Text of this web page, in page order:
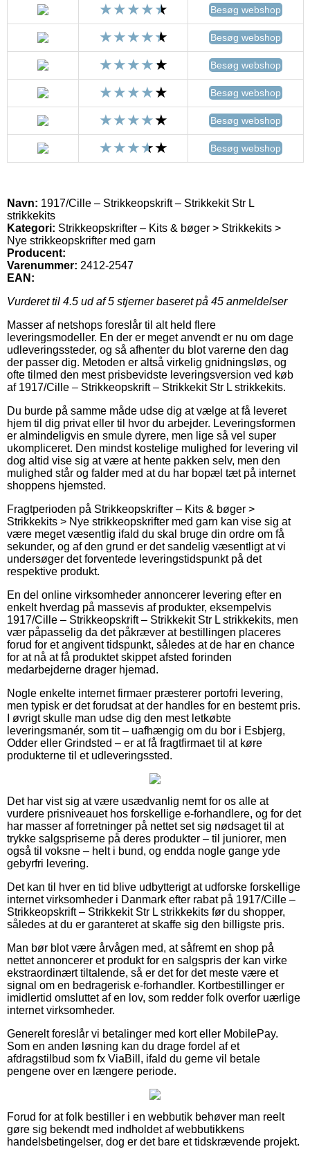
Besøg webshop
Besøg webshop
Besøg webshop
Besøg webshop
Besøg webshop
Besøg webshop
Navn: 1917/Cille – Strikkeopskrift – Strikkekit Str L
strikkekits
Kategori: Strikkeopskrifter – Kits & bøger > Strikkekits >
Nye strikkeopskrifter med garn
Producent:
Varenummer: 2412-2547
EAN:
Vurderet til 4.5 ud af 5 stjerner baseret på 45 anmeldelser
Masser af netshops foreslår til alt held flere
leveringsmodeller. En der er meget anvendt er nu om dage
udleveringssteder, og så afhenter du blot varerne den dag
der passer dig. Metoden er altså virkelig gnidningsløs, og
ofte tilmed den mest prisbevidste leveringsversion ved køb
af 1917/Cille – Strikkeopskrift – Strikkekit Str L strikkekits.
Du burde på samme måde udse dig at vælge at få leveret
hjem til dig privat eller til hvor du arbejder. Leveringsformen
er almindeligvis en smule dyrere, men lige så vel super
ukompliceret. Den mindst kostelige mulighed for levering vil
dog altid vise sig at være at hente pakken selv, men den
mulighed står og falder med at du har bopæl tæt på internet
shoppens hjemsted.
Fragtperioden på Strikkeopskrifter – Kits & bøger >
Strikkekits > Nye strikkeopskrifter med garn kan vise sig at
være meget væsentlig ifald du skal bruge din ordre om få
sekunder, og af den grund er det sandelig væsentligt at vi
undersøger det forventede leveringstidspunkt på det
respektive produkt.
En del online virksomheder annoncerer levering efter en
enkelt hverdag på massevis af produkter, eksempelvis
1917/Cille – Strikkeopskrift – Strikkekit Str L strikkekits, men
vær påpasselig da det påkræver at bestillingen placeres
forud for et angivent tidspunkt, således at de har en chance
for at nå at få produktet skippet afsted forinden
medarbejderne drager hjemad.
Nogle enkelte internet firmaer præsterer portofri levering,
men typisk er det forudsat at der handles for en bestemt pris.
I øvrigt skulle man udse dig den mest letkøbte
leveringsmanér, som tit – uafhængig om du bor i Esbjerg,
Odder eller Grindsted – er at få fragtfirmaet til at køre
produkterne til et udleveringssted.
Det har vist sig at være usædvanlig nemt for os alle at
vurdere prisniveauet hos forskellige e-forhandlere, og for det
har masser af forretninger på nettet set sig nødsaget til at
trykke salgspriserne på deres produkter – til juniorer, men
også til voksne – helt i bund, og endda nogle gange yde
gebyrfri levering.
Det kan til hver en tid blive udbytterigt at udforske forskellige
internet virksomheder i Danmark efter rabat på 1917/Cille –
Strikkeopskrift – Strikkekit Str L strikkekits før du shopper,
således at du er garanteret at skaffe sig den billigste pris.
Man bør blot være årvågen med, at såfremt en shop på
nettet annoncerer et produkt for en salgspris der kan virke
ekstraordinært tiltalende, så er det for det meste være et
signal om en bedragerisk e-forhandler. Kortbestillinger er
imidlertid omsluttet af en lov, som redder folk overfor uærlige
internet virksomheder.
Generelt foreslår vi betalinger med kort eller MobilePay.
Som en anden løsning kan du drage fordel af et
afdragstilbud som fx ViaBill, ifald du gerne vil betale
pengene over en længere periode.
Forud for at folk bestiller i en webbutik behøver man reelt
gøre sig bekendt med indholdet af webbutikkens
handelsbetingelser, dog er det bare et tidskrævende projekt.